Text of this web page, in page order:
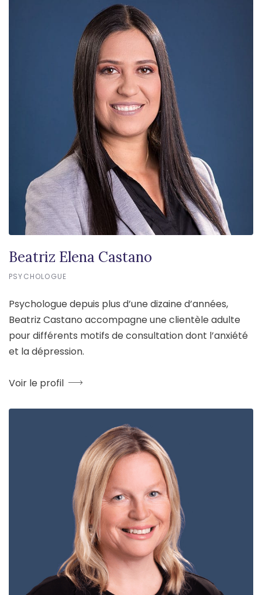
Beatriz Elena Castano
PSYCHOLOGUE
Psychologue depuis plus d’une dizaine d’années,
Beatriz Castano accompagne une clientèle adulte
pour différents motifs de consultation dont l’anxiété
et la dépression.
Voir le profil